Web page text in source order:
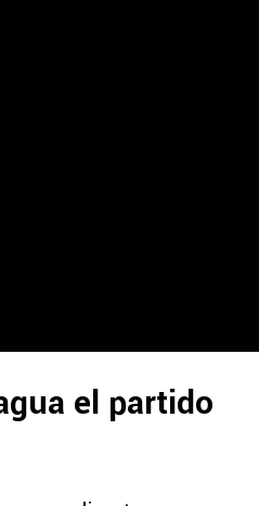
el partido